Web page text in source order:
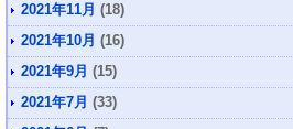
2021年11月 (18)
2021年10月 (16)
2021年9月 (15)
2021年7月 (33)